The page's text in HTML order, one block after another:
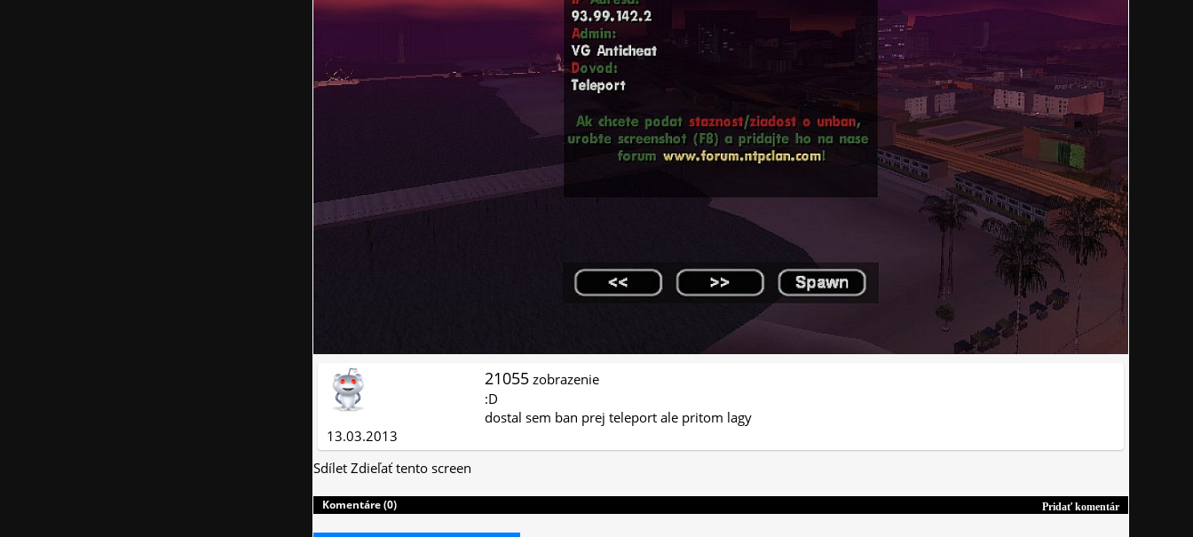
21055zobrazenie
:D
dostal sem ban prej teleport ale pritom lagy
13.03.2013
Sdílet Zdieľať tento screen
Pridať komentár
Komentáre (0)